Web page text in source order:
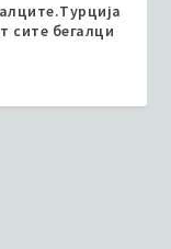
сите бегалци